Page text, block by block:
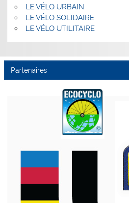
LE VÉLO URBAIN
LE VÉLO SOLIDAIRE
LE VÉLO UTILITAIRE
Partenaires